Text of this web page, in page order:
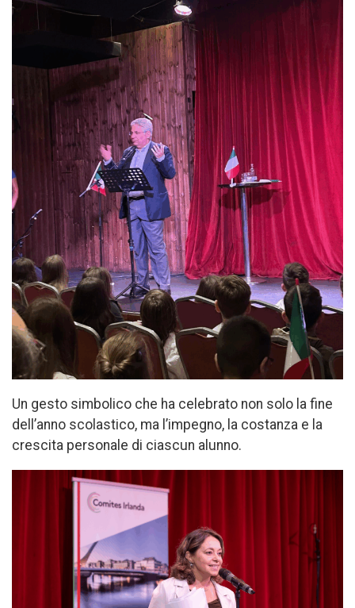
Un gesto simbolico che ha celebrato non solo la fine
dell’anno scolastico, ma l’impegno, la costanza e la
crescita personale di ciascun alunno.